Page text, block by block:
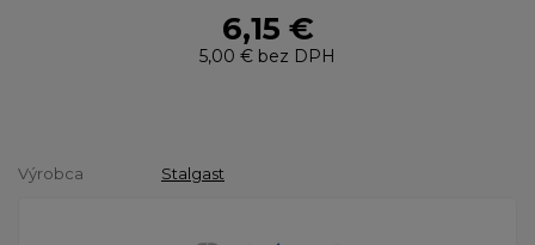
6,15 €
5,00 € bez DPH
Výrobca Stalgast